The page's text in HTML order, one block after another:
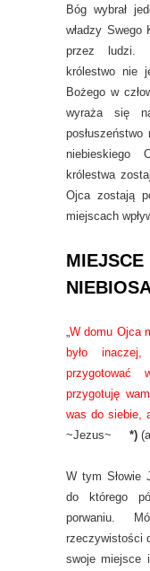
Bóg wybrał
władzy
przez ludzi.
królestwo nie
Bożego w
wyraża się
niebieskiego
królestwa
Ojca zostają
miejscach
„W domu Ojca
było
przygotuję
was do siebie,
~Jezus~
*)
W tym Słowie
do którego
porwaniu.
rzeczywistości
swoje miejsce